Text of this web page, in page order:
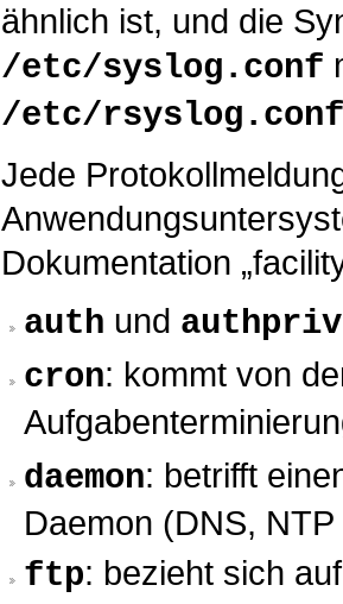
ähnlich ist, und die
/etc/syslog.conf
/etc/rsyslog.conf
Jede
Dokumentation
auth und authpriv
cron: kommt von
daemon: betrifft
Daemon (DNS, NTP
ftp: bezieht sich